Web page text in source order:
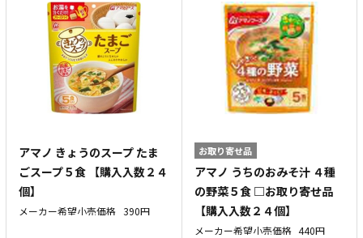
アマノ きょうのスープ たま
ごスープ５食 【購入入数２４
個】
メーカー希望小売価格 390円
お取り寄せ品
アマノ うちのおみそ汁 ４種
の野菜５食 □お取り寄せ品
【購入入数２４個】
メーカー希望小売価格 440円